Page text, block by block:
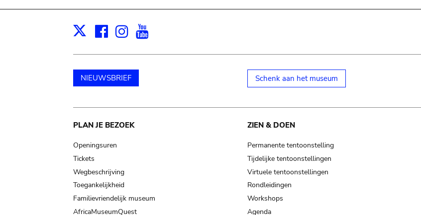
X Facebook
Instagram
NIEUWSBRIEF Schenk aan het museum
Main
navigation
PLAN JE BEZOEK
Openingsuren
Tickets
Wegbeschrijving
Toegankelijkheid
Familievriendelijk museum
AfricaMuseumQuest
ZIEN & DOEN
Permanente tentoonstelling
Tijdelijke tentoonstellingen
Virtuele tentoonstellingen
Rondleidingen
Workshops
Agenda